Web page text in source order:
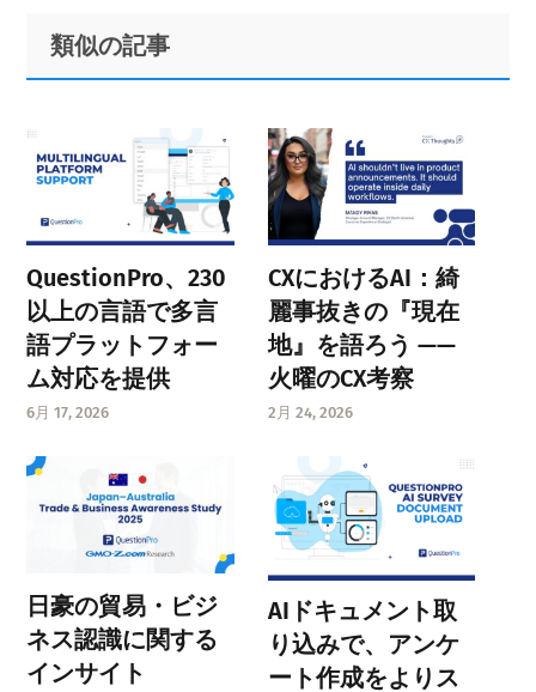
Primary
Sidebar
Footer
類似の記事
QuestionPro、230
以上の言語で多言
語プラットフォー
ム対応を提供
6月 17, 2026
CXにおけるAI：綺
麗事抜きの『現在
地』を語ろう ——
火曜のCX考察
2月 24, 2026
日豪の貿易・ビジ
ネス認識に関する
インサイト
AIドキュメント取
り込みで、アンケ
ート作成をよりス